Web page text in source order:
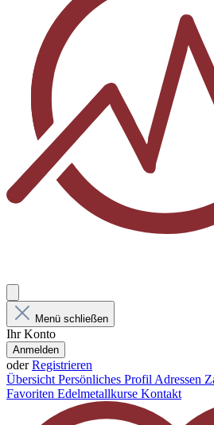
Menü schließen
Ihr Konto
Anmelden
oderRegistrieren
ÜbersichtPersönliches ProfilAdressen
Favoriten Edelmetallkurse Kontakt